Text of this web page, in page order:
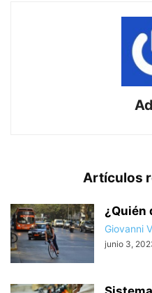
Artículos
¿Quién
Giovanni
junio 3,